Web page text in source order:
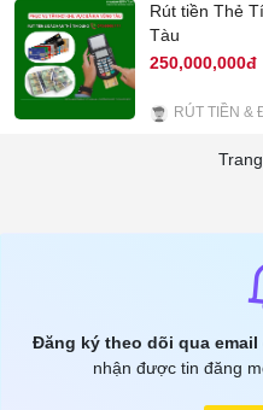
Rút tiền Thẻ
Tàu
250,000,000đ
Đăng ký theo dõi qua email
nhận được tin đăng